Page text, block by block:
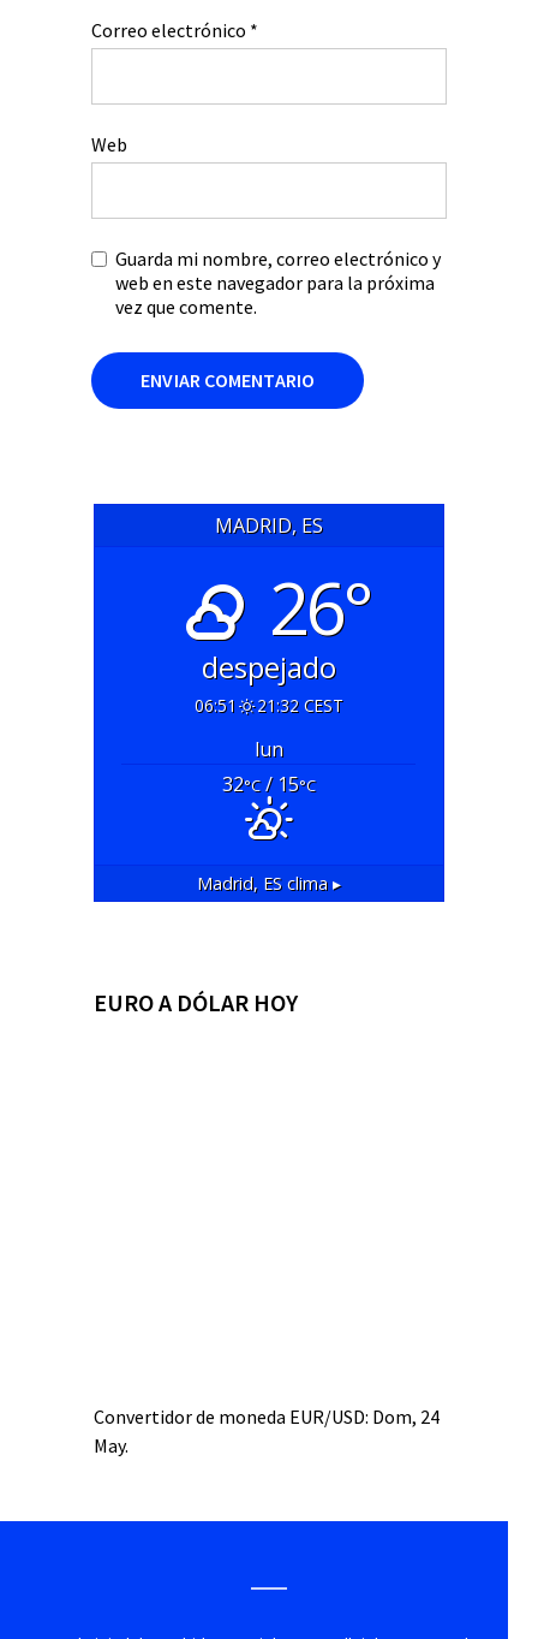
Correo electrónico *
Web
Guarda mi nombre, correo electrónico y
web en este navegador para la próxima
vez que comente.
MADRID, ES
26°
despejado
06:51 21:32 CEST
lun
32°C/ 15°C
Madrid, ES clima ▸
EURO A DÓLAR HOY
Convertidor de moneda EUR/USD: Dom, 24
May.